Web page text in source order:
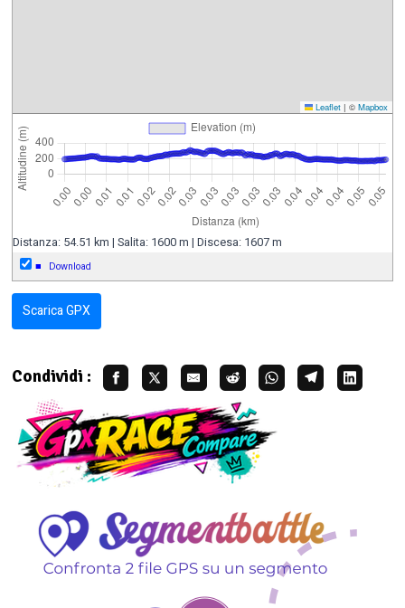
Leaflet | ©Mapbox
Distanza: 54.51 km | Salita: 1600 m | Discesa: 1607 m
■ Download
Scarica GPX
Condividi :